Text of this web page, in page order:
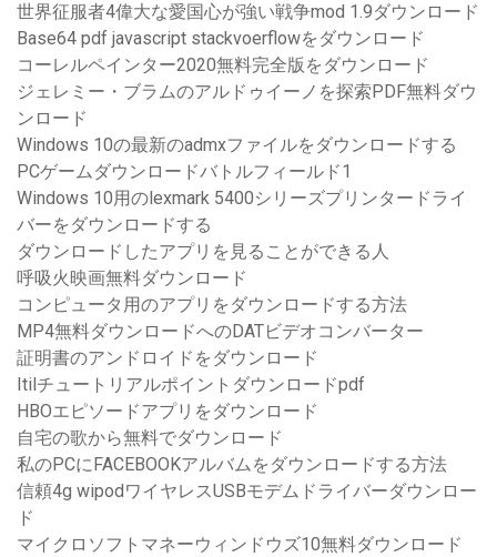
世界征服者4偉大な愛国心が強い戦争mod 1.9ダウンロード
Base64 pdf javascript stackvoerflowをダウンロード
コーレルペインター2020無料完全版をダウンロード
ジェレミー・ブラムのアルドゥイーノを探索PDF無料ダウ
ンロード
Windows 10の最新のadmxファイルをダウンロードする
PCゲームダウンロードバトルフィールド1
Windows 10用のlexmark 5400シリーズプリンタードライ
バーをダウンロードする
ダウンロードしたアプリを見ることができる人
呼吸火映画無料ダウンロード
コンピュータ用のアプリをダウンロードする方法
MP4無料ダウンロードへのDATビデオコンバーター
証明書のアンドロイドをダウンロード
Itilチュートリアルポイントダウンロードpdf
HBOエピソードアプリをダウンロード
自宅の歌から無料でダウンロード
私のPCにFACEBOOKアルバムをダウンロードする方法
信頼4g wipodワイヤレスUSBモデムドライバーダウンロー
ド
マイクロソフトマネーウィンドウズ10無料ダウンロード